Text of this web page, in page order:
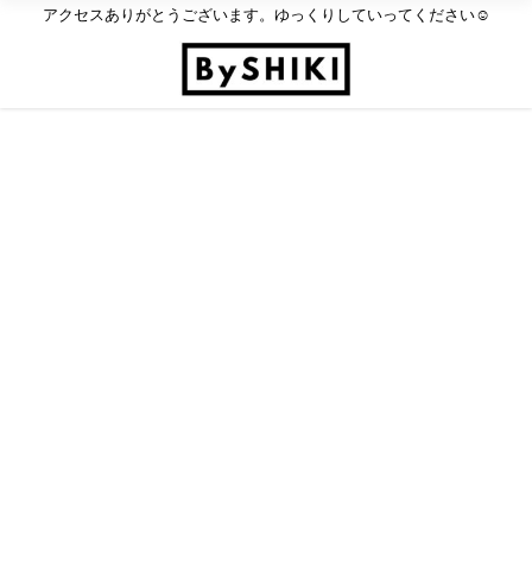
アクセスありがとうございます。ゆっくりしていってください☺︎